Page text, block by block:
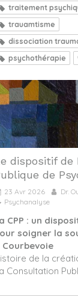
traitement
trauamtisme
dissociation
psychothérapie
dispositif de
de
23 Avr 2026
Dr.
Psychanalyse
CPP : un
soigner la
Courbevoie
de la
Consultation